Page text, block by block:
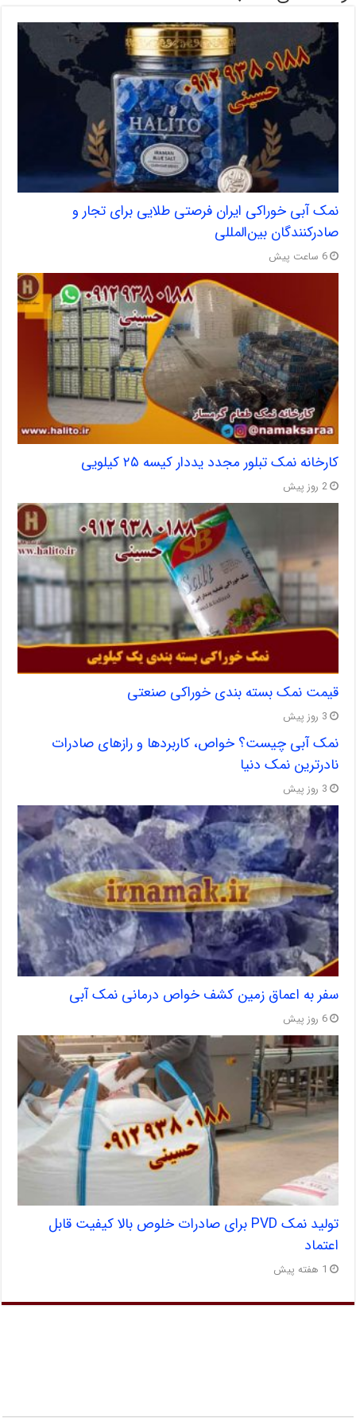
نمک آبی خوراکی ایران فرصتی طلایی برای تجار و
صادرکنندگان بین‌المللی
6 ساعت پیش
کارخانه نمک تبلور مجدد یددار کیسه ۲۵ کیلویی
2 روز پیش
قیمت نمک بسته بندی خوراکی صنعتی
3 روز پیش
نمک آبی چیست؟ خواص، کاربردها و رازهای صادرات
نادرترین نمک دنیا
3 روز پیش
سفر به اعماق زمین کشف خواص درمانی نمک آبی
6 روز پیش
تولید نمک PVD برای صادرات خلوص بالا کیفیت قابل
اعتماد
1 هفته پیش